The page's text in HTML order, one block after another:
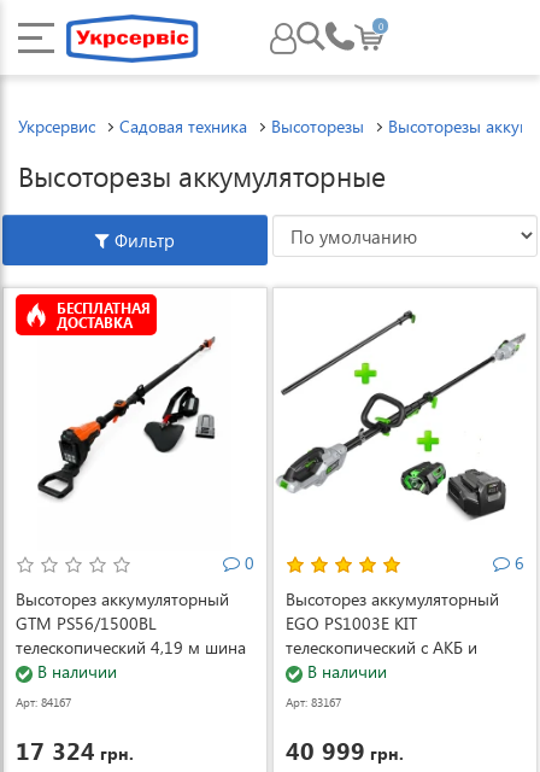
0
Укрсервис Садовая техника Высоторезы Высоторезы
Высоторезы аккумуляторные
Фильтр
БЕСПЛАТНАЯ
ДОСТАВКА
0
Высоторез аккумуляторный
GTM PS56/1500BL
телескопический 4,19 м шина
25 смВ наличии
Арт: 84167
17 324 грн.
6
Высоторез аккумуляторный
EGO PS1003E KIT
телескопический c АКБ и
зарядным устройством
В наличии
Арт: 83167
40 999 грн.